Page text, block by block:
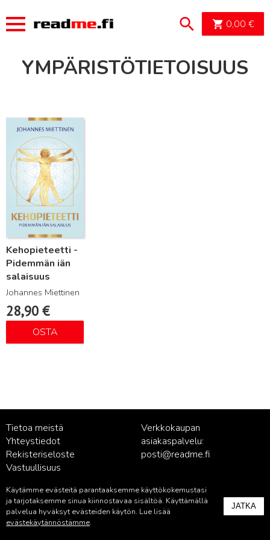
0,00 €
YMPÄRISTÖTIETOISUUS
Kehopieteetti -
Pidemmän iän
salaisuus
Johannes Miettinen
28,90 €
OSTA
Lue lisää
Tietoa meistä
Yhteystiedot
Rekisteriseloste
Vastuullisuus
Verkkokaupan
asiakaspalvelu:
posti@readme.fi
Kustantamon asiakaspalvelu:
palvelu@readme.fi
Käytämme evästeitä parantaaksemme käyttökokemustasi
ja tarjotaksemme sinua kiinnostavaa sisältöä. Käyttämällä
palvelua hyväksyt evästeiden käytön. Lue lisää
evästekäytännöstämme.
JATKA